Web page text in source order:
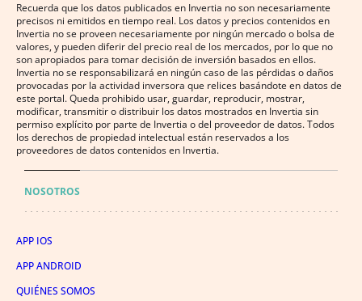
Recuerda que los datos publicados en Invertia no son necesariamente
precisos ni emitidos en tiempo real. Los datos y precios contenidos en
Invertia no se proveen necesariamente por ningún mercado o bolsa de
valores, y pueden diferir del precio real de los mercados, por lo que no
son apropiados para tomar decisión de inversión basados en ellos.
Invertia no se responsabilizará en ningún caso de las pérdidas o daños
provocadas por la actividad inversora que relices basándote en datos de
este portal. Queda prohibido usar, guardar, reproducir, mostrar,
modificar, transmitir o distribuir los datos mostrados en Invertia sin
permiso explícito por parte de Invertia o del proveedor de datos. Todos
los derechos de propiedad intelectual están reservados a los
proveedores de datos contenidos en Invertia.
NOSOTROS
APP IOS
APP ANDROID
QUIÉNES SOMOS